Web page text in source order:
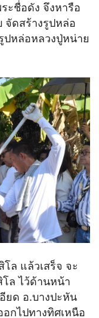
ะชื่อดัง จึงหารือ
จัดสร้างรูปหล่อ
หล่อหลวงปู่หน่าย
ล แล้วเสร็จ จะ
ล ไว้ด้านหน้า
ยด อ.บางปะหัน
กไปทางทิศเหนือ